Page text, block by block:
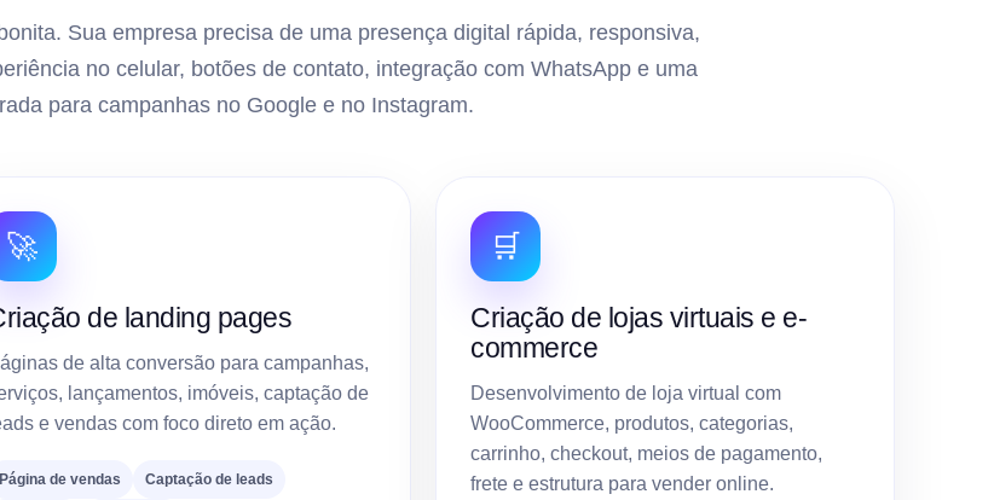
Sua empresa precisa de uma presença digital rápida, responsiva,
no celular, botões de contato, integração com WhatsApp e uma
para campanhas no Google e no Instagram.
🚀
de landing pages
de alta conversão para campanhas,
lançamentos, imóveis, captação de
e vendas com foco direto em ação.
Página de vendas Captação de leads
🛒
Criação de lojas virtuais e e-
commerce
Desenvolvimento de loja virtual com
WooCommerce, produtos, categorias,
carrinho, checkout, meios de pagamento,
frete e estrutura para vender online.